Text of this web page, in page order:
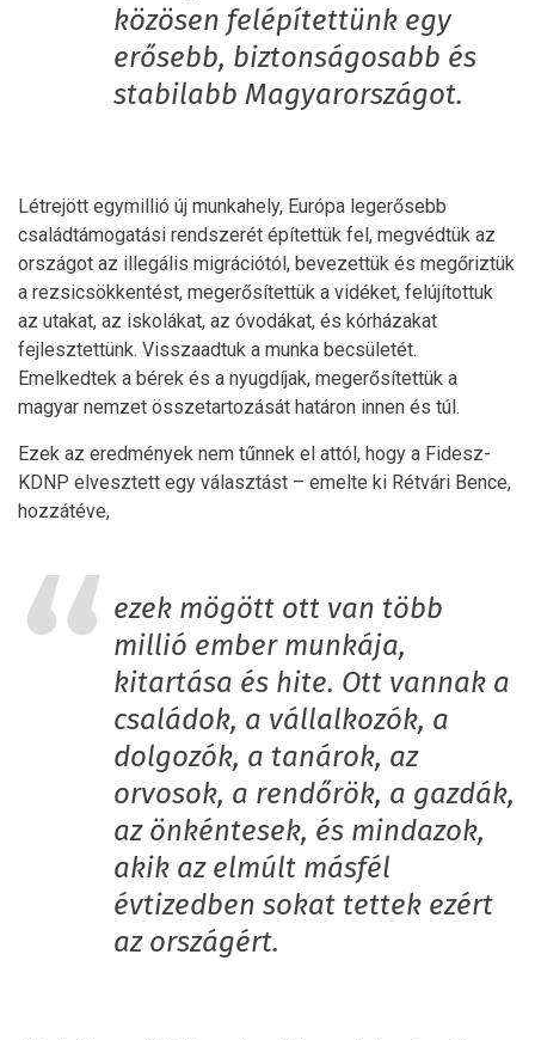
közösen felépítettünk egy
erősebb, biztonságosabb és
stabilabb Magyarországot.
Létrejött egymillió új munkahely, Európa legerősebb
családtámogatási rendszerét építettük fel, megvédtük az
országot az illegális migrációtól, bevezettük és megőriztük
a rezsicsökkentést, megerősítettük a vidéket, felújítottuk
az utakat, az iskolákat, az óvodákat, és kórházakat
fejlesztettünk. Visszaadtuk a munka becsületét.
Emelkedtek a bérek és a nyugdíjak, megerősítettük a
magyar nemzet összetartozását határon innen és túl.
Ezek az eredmények nem tűnnek el attól, hogy a Fidesz-
KDNP elvesztett egy választást – emelte ki Rétvári Bence,
hozzátéve,
ezek mögött ott van több
millió ember munkája,
kitartása és hite. Ott vannak a
családok, a vállalkozók, a
dolgozók, a tanárok, az
orvosok, a rendőrök, a gazdák,
az önkéntesek, és mindazok,
akik az elmúlt másfél
évtizedben sokat tettek ezért
az országért.